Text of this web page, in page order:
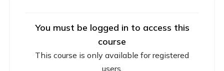
You must be logged in to access this
course
This course is only available for registered
users.